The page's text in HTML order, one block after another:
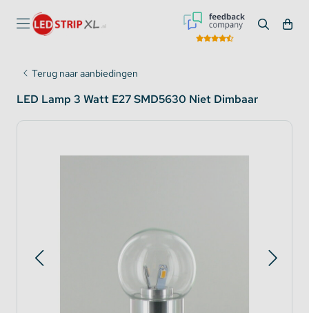
Terug naar aanbiedingen
LED Lamp 3 Watt E27 SMD5630 Niet Dimbaar